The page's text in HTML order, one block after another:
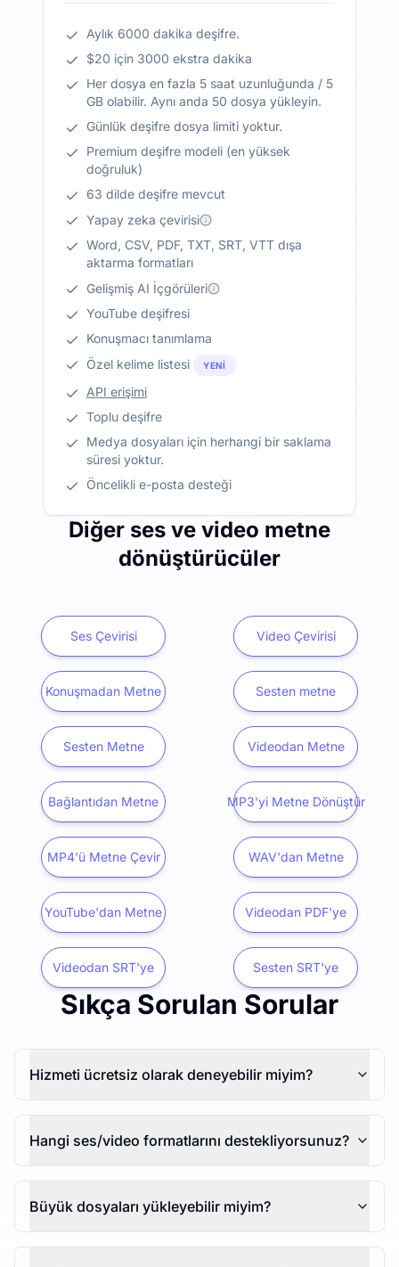
Aylık 6000 dakika deşifre.
$20 için 3000 ekstra dakika
Her dosya en fazla 5 saat uzunluğunda / 5
GB olabilir. Aynı anda 50 dosya yükleyin.
Günlük deşifre dosya limiti yoktur.
Premium deşifre modeli (en yüksek
doğruluk)
63 dilde deşifre mevcut
Yapay zeka çevirisi
Word, CSV, PDF, TXT, SRT, VTT dışa
aktarma formatları
Gelişmiş AI İçgörüleri
YouTube deşifresi
Konuşmacı tanımlama
Özel kelime listesi
YENI
API erişimi
Toplu deşifre
Medya dosyaları için herhangi bir saklama
süresi yoktur.
Öncelikli e-posta desteği
Diğer ses ve video metne
dönüştürücüler
Ses Çevirisi Video Çevirisi
Konuşmadan Metne Sesten metne
Sesten Metne Videodan Metne
Bağlantıdan Metne MP3'yi Metne Dönüştür
MP4'ü Metne Çevir WAV'dan Metne
YouTube'dan Metne Videodan PDF'ye
Videodan SRT'ye Sesten SRT'ye
Sıkça Sorulan Sorular
Hizmeti ücretsiz olarak deneyebilir miyim?
Hangi ses/video formatlarını destekliyorsunuz?
Büyük dosyaları yükleyebilir miyim?